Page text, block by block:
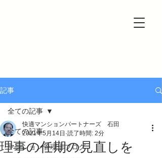
記事
全ての記事
マンション管理士ブログ
全ての記事
理事の任期の見直しを
快適マンションパートナーズ 石田
2021年5月14日 読了時間: 2分